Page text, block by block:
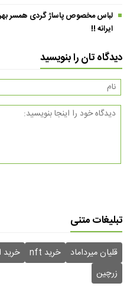
لباس مخصوص پاساژ گردی همسر
ایرانه !!
دیدگاه تان را بنویسید
تبلیغات متنی
قلیان میرداماد خرید nft خرید
زرچین